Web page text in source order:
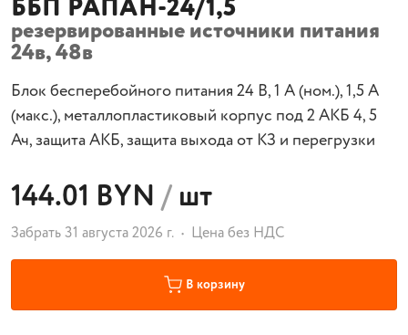
ББП РАПАН-24/1,5
резервированные источники питания
24в, 48в
Блок бесперебойного питания 24 В, 1 А (ном.), 1,5 А
(макс.), металлопластиковый корпус под 2 АКБ 4, 5
Ач, защита АКБ, защита выхода от КЗ и перегрузки
144.01 BYN/шт
Забрать 31 августа 2026 г. Цена без НДС
В корзину